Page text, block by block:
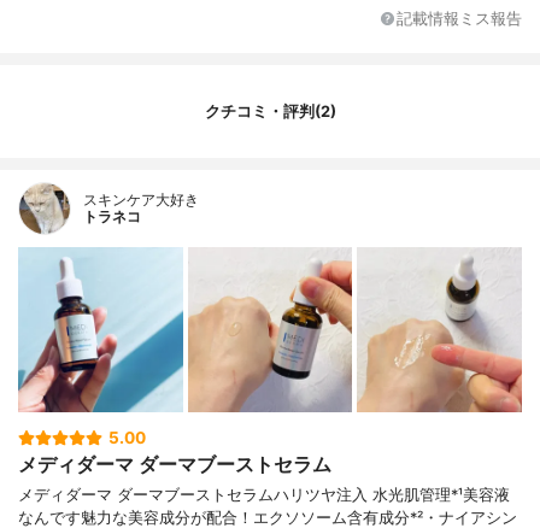
記載情報ミス報告
クチコミ・評判(2)
スキンケア大好き
トラネコ
5.00
メディダーマ ダーマブーストセラム
メディダーマ ダーマブーストセラムハリツヤ注入 水光肌管理*¹美容液
なんです魅力な美容成分が配合！エクソソーム含有成分*²・ナイアシン